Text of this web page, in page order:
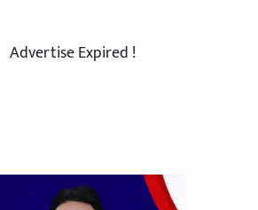
Advertise Expired !